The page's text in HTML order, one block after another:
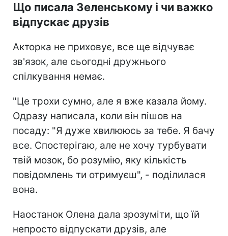
Що писала Зеленському і чи важко
відпускає друзів
Акторка не приховує, все ще відчуває
зв'язок, але сьогодні дружнього
спілкування немає.
"Це трохи сумно, але я вже казала йому.
Одразу написала, коли він пішов на
посаду: "Я дуже хвилююсь за тебе. Я бачу
все. Спостерігаю, але не хочу турбувати
твій мозок, бо розумію, яку кількість
повідомлень ти отримуєш", - поділилася
вона.
Наостанок Олена дала зрозуміти, що їй
непросто відпускати друзів, але